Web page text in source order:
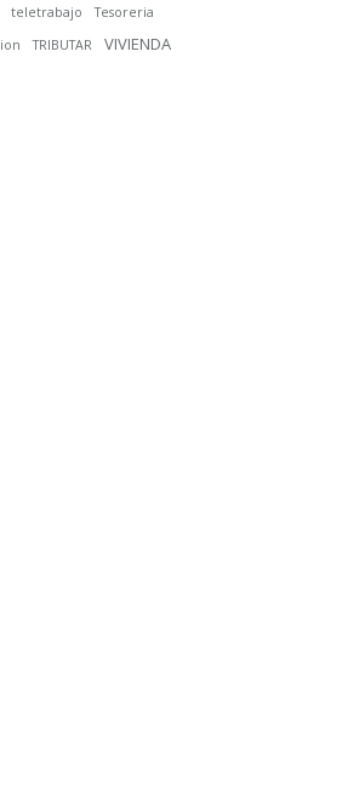
teletrabajo
Tesoreria
TRIBUTAR VIVIENDA